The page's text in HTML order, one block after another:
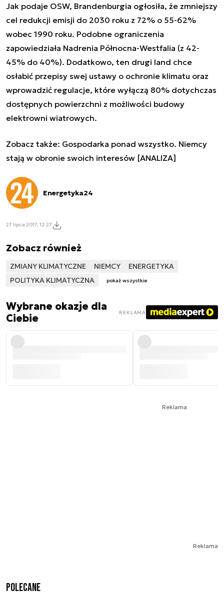
Jak podaje OSW, Brandenburgia ogłosiła, że zmniejszy
cel redukcji emisji do 2030 roku z 72% o 55-62%
wobec 1990 roku. Podobne ograniczenia
zapowiedziała Nadrenia Północna-Westfalia (z 42-
45% do 40%). Dodatkowo, ten drugi land chce
osłabić przepisy swej ustawy o ochronie klimatu oraz
wprowadzić regulacje, które wyłączą 80% dotychczas
dostępnych powierzchni z możliwości budowy
elektrowni wiatrowych.
Zobacz także: Gospodarka ponad wszystko. Niemcy
stają w obronie swoich interesów [ANALIZA]
Energetyka24
27 lipca 2017, 12:27
Zobacz również
ZMIANY KLIMATYCZNE NIEMCY
ENERGETYKA
POLITYKA KLIMATYCZNA
pokaż wszystkie
Wybrane okazje dla
Ciebie
REKLAMA
Reklama
Reklama
Polecane